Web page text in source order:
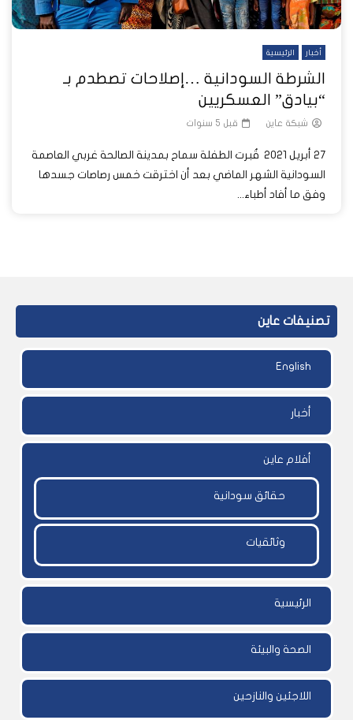
أخبار الرئيسية
الشرطة السودانية …إصلاحات تصطدم بـ
“بيادق” العسكريين
شبكة عاين قبل 5 سنوات
27 أبريل 2021 قُبرت الطفلة سماح بمدينة الصالحة غربي العاصمة
السودانية الشهر الماضي بعد أن اخترقت خمس رصاصات جسدها
وفق ما أفاد أطباء...
تصنيفات عاين
English
أخبار
أفلام عاين
حقائق سودانية
وثائقيات
الرئيسية
الصحة والبيئة
اللاجئين والنازحين